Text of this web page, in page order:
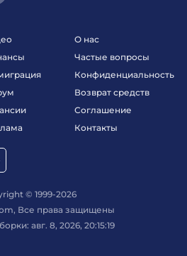
О нас
Частые вопросы
Конфиденциальность
Возврат средств
Соглашение
Контакты
© 1999-2026
Все права защищены
авг. 8, 2026, 20:15:19